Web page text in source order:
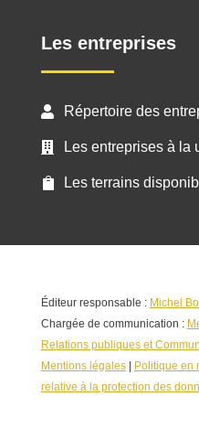
Les entreprises
 Répertoire des
 Les entreprises à la
 Les terrains
Éditeur responsable : Michel
Chargée de communication :
Relations publiques et
Mentions légales
Politique en
relative à la protection des